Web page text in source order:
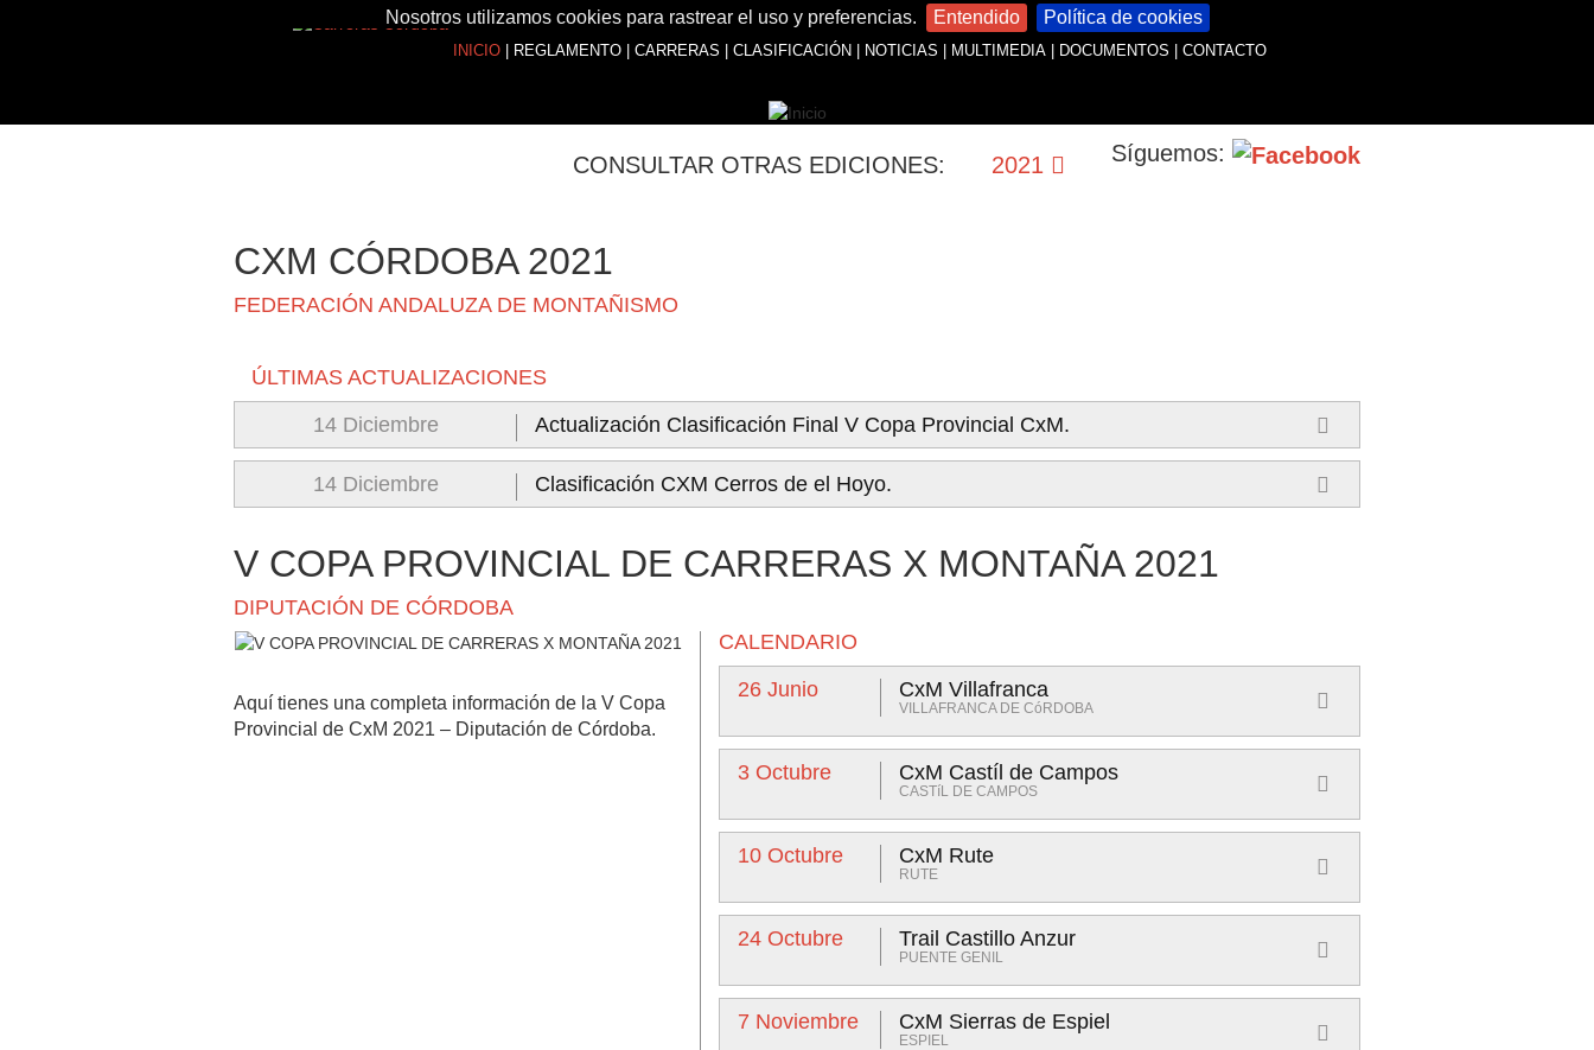
Nosotros utilizamos cookies para rastrear el uso y preferencias. Entendido Política de cookies
INICIO REGLAMENTO CARRERAS CLASIFICACIÓN NOTICIAS MULTIMEDIA DOCUMENTOS CONTACTO
CONSULTAR OTRAS EDICIONES: 2021 Síguemos:
CXM CÓRDOBA 2021
FEDERACIÓN ANDALUZA DE MONTAÑISMO
ÚLTIMAS ACTUALIZACIONES
14 Diciembre
Actualización Clasificación Final V Copa Provincial CxM.
14 Diciembre Clasificación CXM Cerros de el Hoyo.
V COPA PROVINCIAL DE CARRERAS X MONTAÑA 2021
DIPUTACIÓN DE CÓRDOBA
Aquí tienes una completa información de la V Copa
Provincial de CxM 2021 – Diputación de Córdoba.
CALENDARIO
26 Junio
CxM Villafranca
VILLAFRANCA DE CóRDOBA
3 Octubre CxM Castíl de Campos
CASTíL DE CAMPOS
10 Octubre CxM Rute
RUTE
24 Octubre Trail Castillo Anzur
PUENTE GENIL
7 Noviembre CxM Sierras de Espiel
ESPIEL